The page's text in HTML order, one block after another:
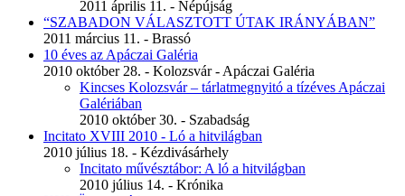
2011 április 11. - Népújság
“SZABADON VÁLASZTOTT ÚTAK IRÁNYÁBAN”
2011 március 11. - Brassó
10 éves az Apáczai Galéria
2010 október 28. - Kolozsvár - Apáczai Galéria
Kincses Kolozsvár – tárlatmegnyitó a tízéves Apáczai
Galériában
2010 október 30. - Szabadság
Incitato XVIII 2010 - Ló a hitvilágban
2010 július 18. - Kézdivásárhely
Incitato művésztábor: A ló a hitvilágban
2010 július 14. - Krónika